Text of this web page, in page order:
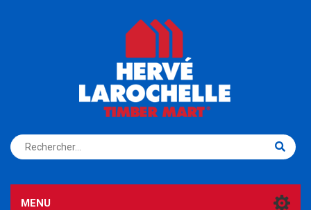
S'ENREGISTRER CONNEXION
MENU